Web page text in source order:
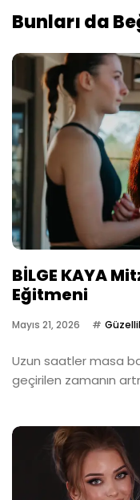
Bunları da
BİLGE KAYA
Eğitmeni
Mayıs 21, 2026
Uzun saatler masa
geçirilen zamanın